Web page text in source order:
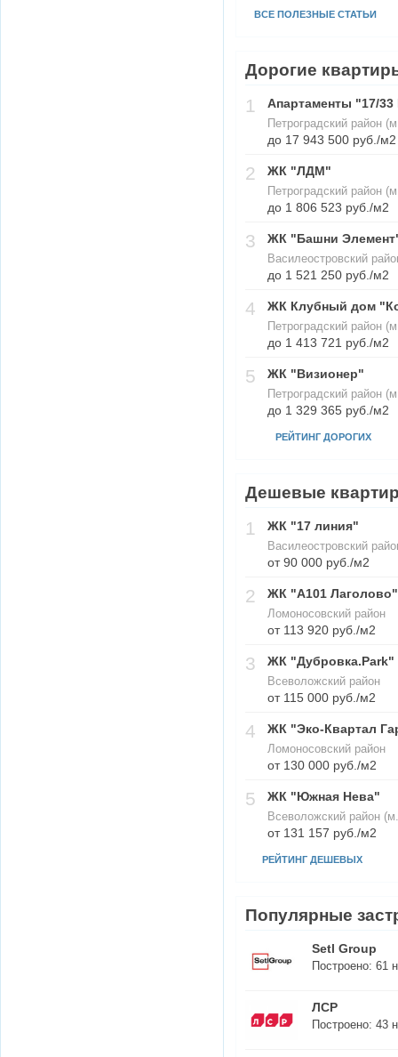
ВСЕ ПОЛЕЗНЫЕ СТАТЬИ
Дорогие
1 Апартаменты "17/33
Петроградский район
до 17 943 500 руб./м2
2 ЖК "ЛДМ"
Петроградский район
до 1 806 523 руб./м2
3 ЖК "Башни
Василеостровский
до 1 521 250 руб./м2
4 ЖК Клубный дом
Петроградский район
до 1 413 721 руб./м2
5 ЖК "Визионер"
Петроградский район
до 1 329 365 руб./м2
РЕЙТИНГ ДОРОГИХ
Дешевые
1 ЖК "17 линия"
Василеостровский
от 90 000 руб./м2
2 ЖК "А101 Лаголово"
Ломоносовский район
от 113 920 руб./м2
3 ЖК "Дубровка.Park"
Всеволожский район
от 115 000 руб./м2
4 ЖК "Эко-Квартал
Ломоносовский район
от 130 000 руб./м2
5 ЖК "Южная Нева"
Всеволожский район
от 131 157 руб./м2
РЕЙТИНГ ДЕШЕВЫХ
Популярные
Setl Group
Построено: 61
ЛСР
Построено: 43